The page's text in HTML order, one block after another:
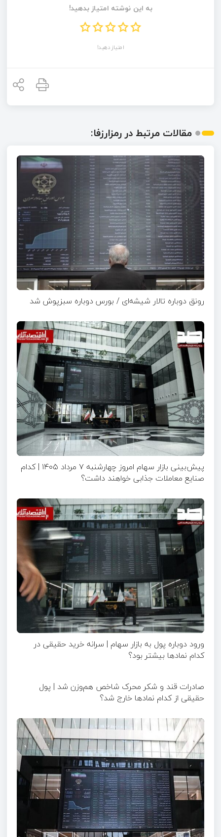
به این نوشته امتیاز بدهید!
امتیاز دهید!
مقالات مرتبط در رمزارزفا:
رونق دوباره تالار شیشه‌ای / بورس دوباره سبزپوش شد
پیش‌بینی بازار سهام امروز چهارشنبه ۷ مرداد ۱۴۰۵ | کدام
صنایع معاملات جذابی خواهند داشت؟
ورود دوباره پول به بازار سهام | سرانه خرید حقیقی در
کدام نماد‌ها بیشتر بود؟
صادرات قند و شکر محرک شاخص هم‌وزن شد | پول
حقیقی از کدام نماد‌ها خارج شد؟